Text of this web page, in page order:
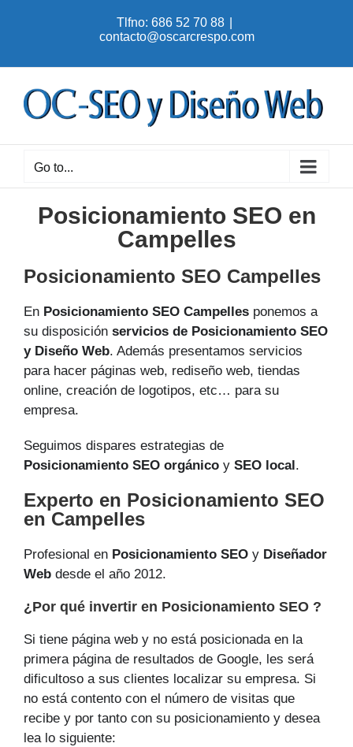
Tlfno: 686 52 70 88
contacto@oscarcrespo.com
Go to...
Posicionamiento SEO en
Campelles
Posicionamiento SEO Campelles
En Posicionamiento SEO Campelles ponemos a
su disposición servicios de Posicionamiento SEO
y Diseño Web. Además presentamos servicios
para hacer páginas web, rediseño web, tiendas
online, creación de logotipos, etc… para su
empresa.
Seguimos dispares estrategias de
Posicionamiento SEO orgánico y SEO local .
Experto en Posicionamiento SEO
en Campelles
Profesional en Posicionamiento SEO y Diseñador
Web desde el año 2012.
¿Por qué invertir en Posicionamiento SEO ?
Si tiene página web y no está posicionada en la
primera página de resultados de Google, les será
dificultoso a sus clientes localizar su empresa. Si
no está contento con el número de visitas que
recibe y por tanto con su posicionamiento y desea
lea lo siguiente: